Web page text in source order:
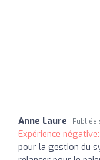
Anne Laure Publiée
Expérience négative:
pour la gestion du